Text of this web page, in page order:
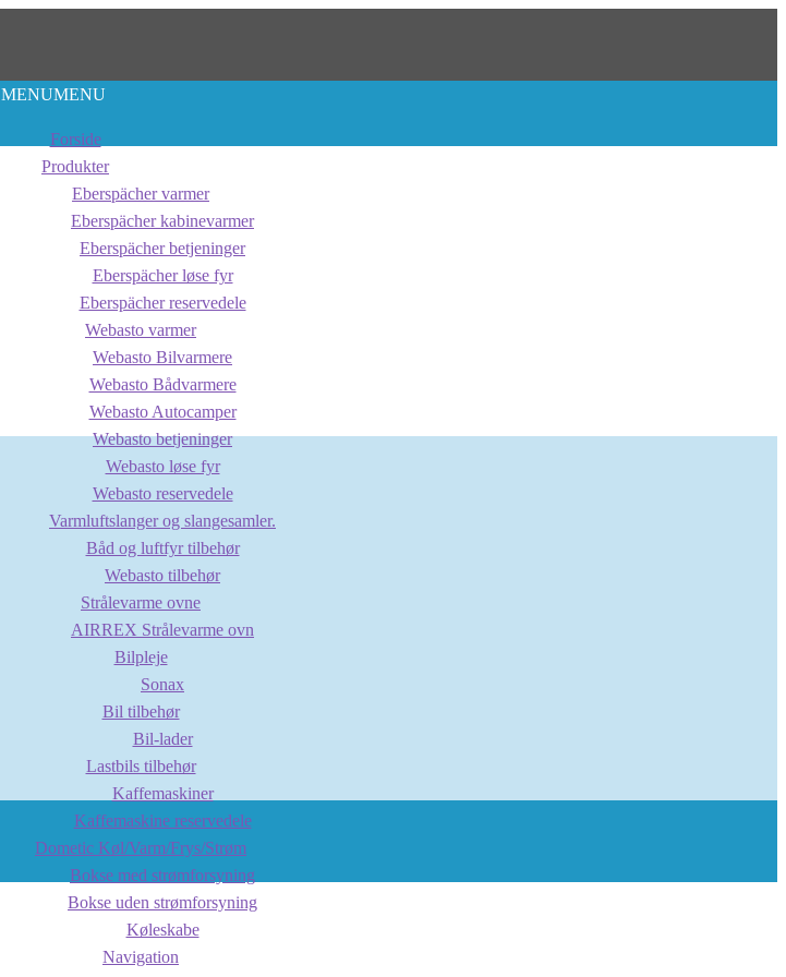
MENUMENU
Forside
Produkter
Eberspächer varmer
Eberspächer kabinevarmer
Eberspächer betjeninger
Eberspächer løse fyr
Eberspächer reservedele
Webasto varmer
Webasto Bilvarmere
Webasto Bådvarmere
Webasto Autocamper
Webasto betjeninger
Webasto løse fyr
Webasto reservedele
Varmluftslanger og slangesamler.
Båd og luftfyr tilbehør
Webasto tilbehør
Strålevarme ovne
AIRREX Strålevarme ovn
Bilpleje
Sonax
Bil tilbehør
Bil-lader
Lastbils tilbehør
Kaffemaskiner
Kaffemaskine reservedele
Dometic Køl/Varm/Frys/Strøm
Bokse med strømforsyning
Bokse uden strømforsyning
Køleskabe
Navigation